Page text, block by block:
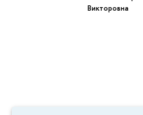
Викторовна